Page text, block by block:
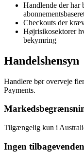
Handlende der har
Checkouts der
Højrisikosektorer
bekymring
Handelshensyn
Handlere bør overveje
Payments.
Tilgængelig kun i
Ingen